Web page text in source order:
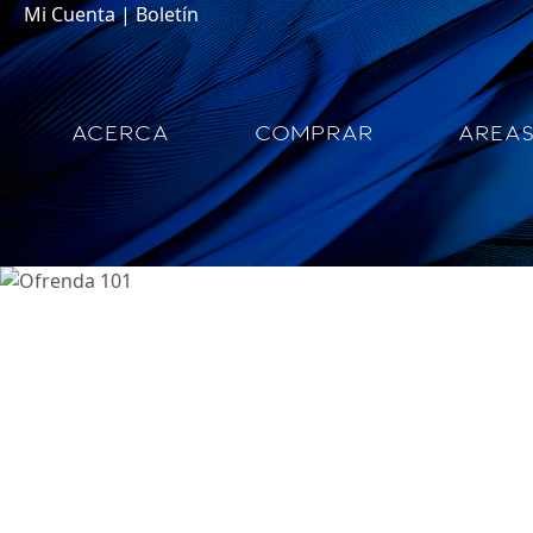
Mi Cuenta|Boletín
ACERCA COMPRAR